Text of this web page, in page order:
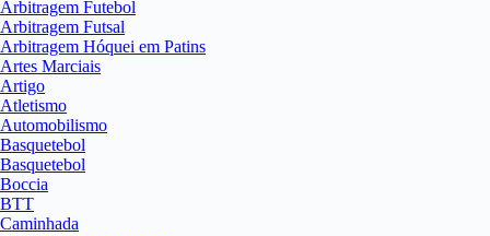
Arbitragem Futebol
Arbitragem Futsal
Arbitragem Hóquei em Patins
Artes Marciais
Artigo
Atletismo
Automobilismo
Basquetebol
Basquetebol
Boccia
BTT
Caminhada